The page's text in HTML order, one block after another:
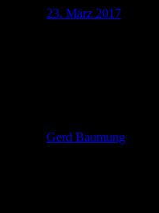
23. März 2017
Gerd Baumung